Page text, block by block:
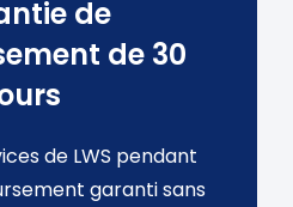
de
de 30
de LWS pendant
garanti sans